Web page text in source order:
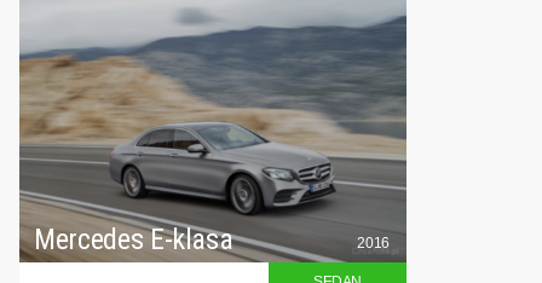
Mercedes E-klasa 2016